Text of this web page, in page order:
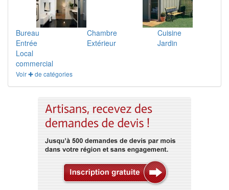
Bureau Chambre
Cuisine
Entrée
Extérieur
Jardin
Local
commercial
Voir ✚ de catégories